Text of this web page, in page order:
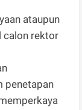
ataupun
calon rektor
penetapan